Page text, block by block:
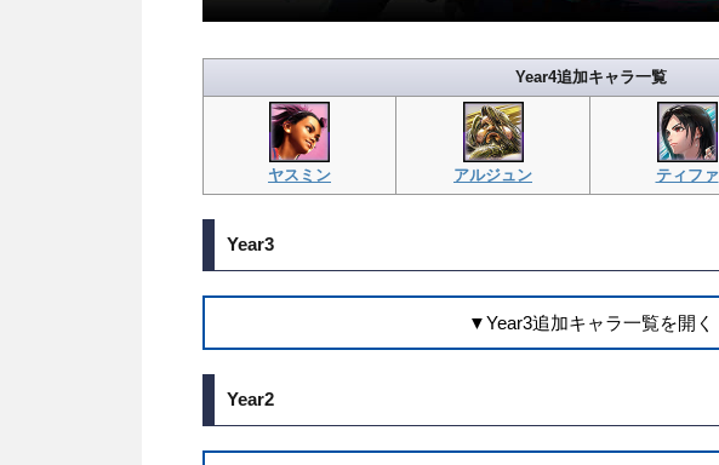
Year4追加キャラ一覧
ヤスミン アルジュン ティファ
Year3
▼Year3追加キャラ一覧を開く
Year2